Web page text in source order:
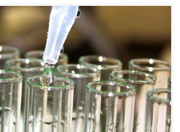
Clinic wkrótce będzie pierwszą kliniką w
się w medycznej marihuanie. Grupa
doktor Danial Schecter planuje
medycznej marihuany. Znajdująca się na rogu
medycznej marihuany będzie doskonałą
zainteresowanych nowym
Canada. Ale […]